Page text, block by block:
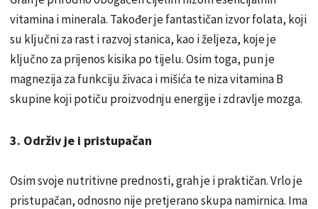
vitamina i minerala. Također je fantastičan izvor folata, koji
su ključni za rast i razvoj stanica, kao i željeza, koje je
ključno za prijenos kisika po tijelu. Osim toga, pun je
magnezija za funkciju živaca i mišića te niza vitamina B
skupine koji potiču proizvodnju energije i zdravlje mozga.
3. Održiv je i pristupačan
Osim svoje nutritivne prednosti, grah je i praktičan. Vrlo je
pristupačan, odnosno nije pretjerano skupa namirnica. Ima